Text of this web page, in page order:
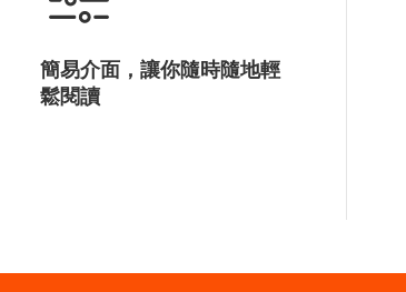
簡易介面，讓你隨時隨地輕
鬆閱讀